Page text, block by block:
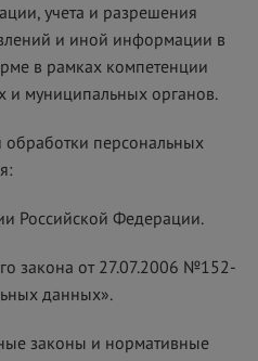
учета и разрешения
и иной информации в
в рамках компетенции
и муниципальных органов.
персональных
Российской Федерации.
закона от 27.07.2006 №152-
данных».
законы и нормативные